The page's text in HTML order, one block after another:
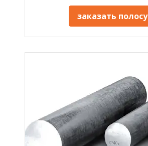
заказать полосу